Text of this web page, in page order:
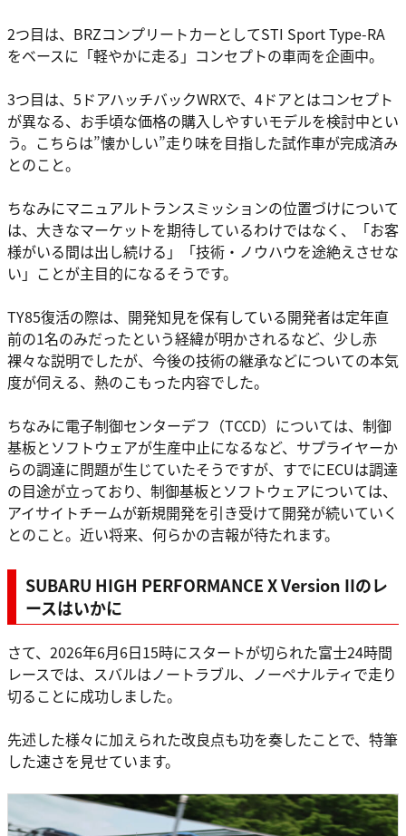
2つ目は、BRZコンプリートカーとしてSTI Sport Type-RA
をベースに「軽やかに走る」コンセプトの車両を企画中。
3つ目は、5ドアハッチバックWRXで、4ドアとはコンセプト
が異なる、お手頃な価格の購入しやすいモデルを検討中とい
う。こちらは”懐かしい”走り味を目指した試作車が完成済み
とのこと。
ちなみにマニュアルトランスミッションの位置づけについて
は、大きなマーケットを期待しているわけではなく、「お客
様がいる間は出し続ける」「技術・ノウハウを途絶えさせな
い」ことが主目的になるそうです。
TY85復活の際は、開発知見を保有している開発者は定年直
前の1名のみだったという経緯が明かされるなど、少し赤
裸々な説明でしたが、今後の技術の継承などについての本気
度が伺える、熱のこもった内容でした。
ちなみに電子制御センターデフ（TCCD）については、制御
基板とソフトウェアが生産中止になるなど、サプライヤーか
らの調達に問題が生じていたそうですが、すでにECUは調達
の目途が立っており、制御基板とソフトウェアについては、
アイサイトチームが新規開発を引き受けて開発が続いていく
とのこと。近い将来、何らかの吉報が待たれます。
SUBARU HIGH PERFORMANCE X Version IIのレ
ースはいかに
さて、2026年6月6日15時にスタートが切られた富士24時間
レースでは、スバルはノートラブル、ノーペナルティで走り
切ることに成功しました。
先述した様々に加えられた改良点も功を奏したことで、特筆
した速さを見せています。